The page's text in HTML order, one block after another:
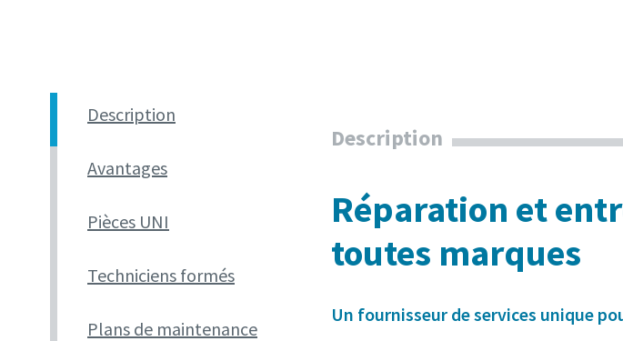
Description
Avantages
Pièces UNI
Techniciens formés
Plans de maintenance
Description
Réparation et
toutes marques
Un fournisseur de services unique